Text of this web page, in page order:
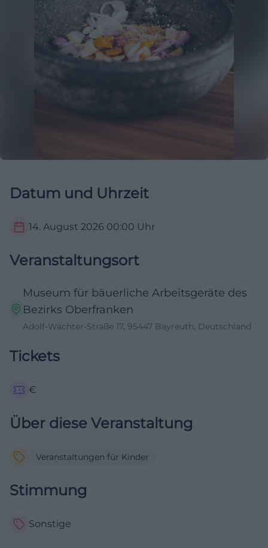
Datum und Uhrzeit
14. August 2026 00:00 Uhr
Veranstaltungsort
Museum für bäuerliche Arbeitsgeräte des
Bezirks Oberfranken
Adolf-Wächter-Straße 17, 95447 Bayreuth, Deutschland
Tickets
€
Über diese Veranstaltung
Veranstaltungen für Kinder
Stimmung
Sonstige